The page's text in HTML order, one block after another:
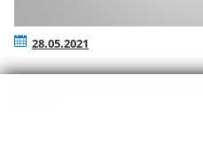
28.05.2021